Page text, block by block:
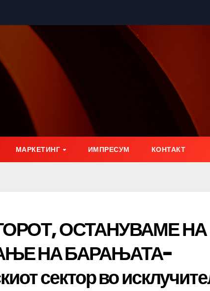
МАРКЕТИНГ ИМПРЕСУМ КОНТАКТ
ОСТАНУВАМЕ НА
НА БАРАЊАТА-
сектор во